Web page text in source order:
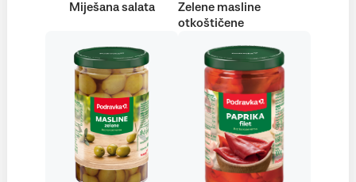
Miješana salata
Zelene masline
otkoštičene